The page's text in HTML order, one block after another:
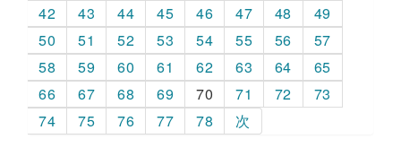
42
43 44 45 46 47 48
49
50
51 52 53 54 55 56
57
58
59 60 61 62 63 64
65
66
67 68 69 70 71 72
73
74
75 76 77 78 次